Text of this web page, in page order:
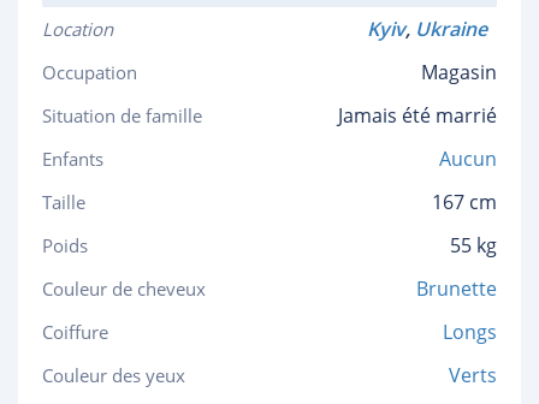
Location Kyiv, Ukraine
Occupation Magasin
Situation de famille Jamais été marrié
Enfants Aucun
Taille 167 cm
Poids 55 kg
Couleur de cheveux Brunette
Coiffure Longs
Couleur des yeux Verts